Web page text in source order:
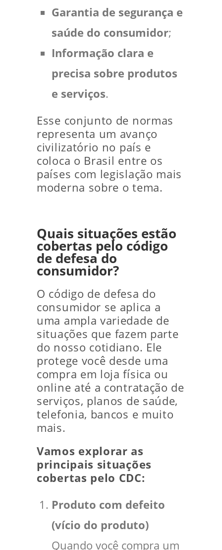
Garantia de segurança e
saúde do consumidor;
Informação clara e
precisa sobre produtos
e serviços.
Esse conjunto de normas
representa um avanço
civilizatório no país e
coloca o Brasil entre os
países com legislação mais
moderna sobre o tema.
Quais situações estão
cobertas pelo código
de defesa do
consumidor?
O código de defesa do
consumidor se aplica a
uma ampla variedade de
situações que fazem parte
do nosso cotidiano. Ele
protege você desde uma
compra em loja física ou
online até a contratação de
serviços, planos de saúde,
telefonia, bancos e muito
mais.
Vamos explorar as
principais situações
cobertas pelo CDC:
Produto com defeito
(vício do produto)
Quando você compra um